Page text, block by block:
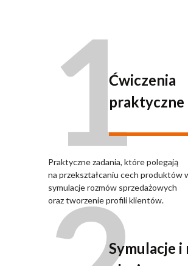
1Ćwiczenia
praktyczne
Praktyczne zadania, które polegają
na przekształcaniu cech produktów
symulacje rozmów sprzedażowych
oraz tworzenie profili klientów.
Symulacje i